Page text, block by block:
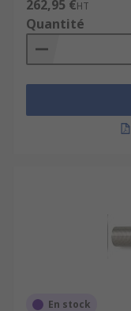
262,95 €HT
Quantité
En stock